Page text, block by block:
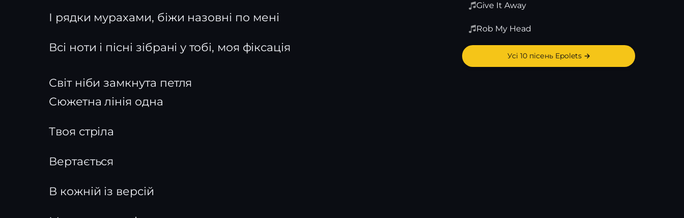
І рядки мурахами, біжи назовні по мені
Всі ноти і пісні зібрані у тобі, моя фіксація
Світ ніби замкнута петля
Сюжетна лінія одна
Твоя стріла
Вертається
В кожній із версій
Give It Away
Rob My Head
Усі 10 пісень Epolets →